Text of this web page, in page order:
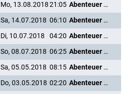
Mo, 13.08.201821:05
Abenteuer Karibik
Sa, 14.07.2018 06:10
Abenteuer Karibik
Di, 10.07.2018 04:20
Abenteuer Karibik
So, 08.07.2018 06:25
Abenteuer Karibik
Sa, 05.05.2018 08:15
Abenteuer Karibik
Do, 03.05.2018 02:20
Abenteuer Karibik